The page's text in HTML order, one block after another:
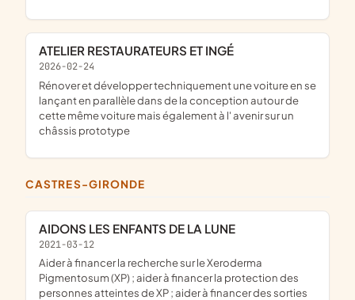
ATELIER RESTAURATEURS ET INGÉ
2026-02-24
rénover et développer techniquement une voiture en se
lançant en parallèle dans de la conception autour de
cette même voiture mais également à l' avenir sur un
châssis prototype
CASTRES-GIRONDE
AIDONS LES ENFANTS DE LA LUNE
2021-03-12
aider à financer la recherche sur le Xeroderma
Pigmentosum (XP) ; aider à financer la protection des
personnes atteintes de XP ; aider à financer des sorties